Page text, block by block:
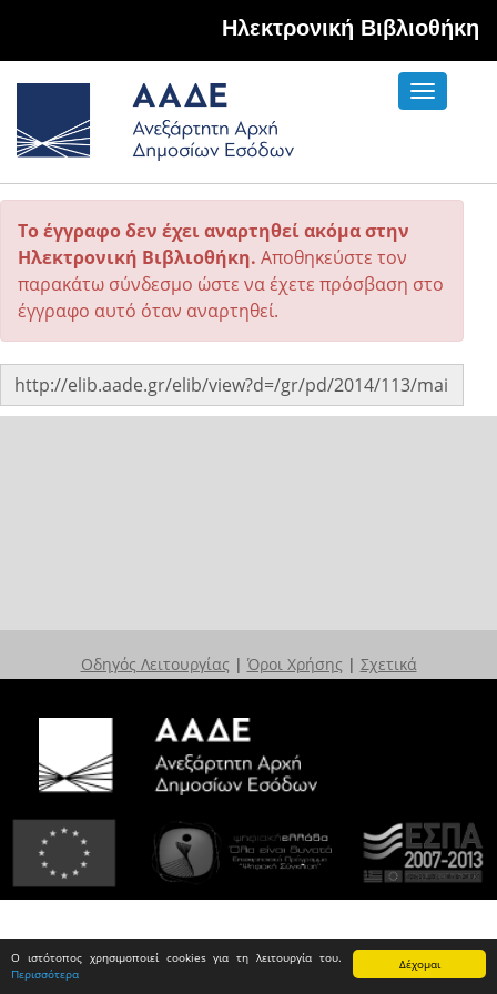
Δέχομαι
Ο ιστότοπος χρησιμοποιεί cookies για τη λειτουργία του.
Περισσότερα
Hλεκτρονική Βιβλιοθήκη
Toggle
Το έγγραφο δεν έχει αναρτηθεί ακόμα στην
Ηλεκτρονική Βιβλιοθήκη. Αποθηκεύστε τον
παρακάτω σύνδεσμο ώστε να έχετε πρόσβαση στο
έγγραφο αυτό όταν αναρτηθεί.
Οδηγός Λειτουργίας | Όροι Χρήσης | Σχετικά